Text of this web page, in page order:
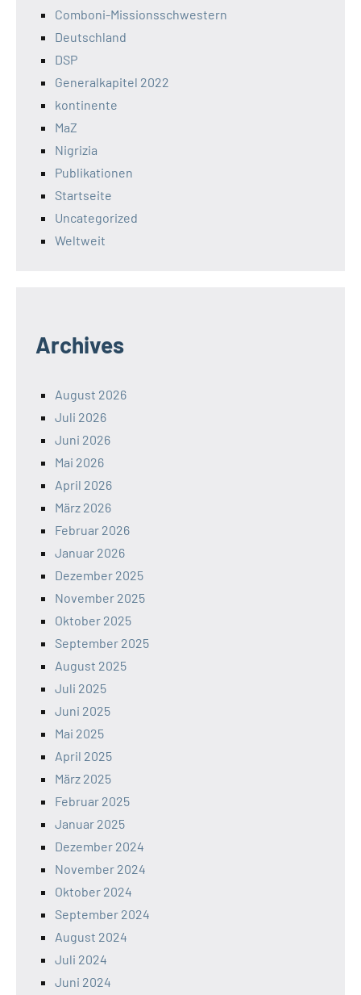
Comboni-Missionsschwestern
Deutschland
DSP
Generalkapitel 2022
kontinente
MaZ
Nigrizia
Publikationen
Startseite
Uncategorized
Weltweit
Archives
August 2026
Juli 2026
Juni 2026
Mai 2026
April 2026
März 2026
Februar 2026
Januar 2026
Dezember 2025
November 2025
Oktober 2025
September 2025
August 2025
Juli 2025
Juni 2025
Mai 2025
April 2025
März 2025
Februar 2025
Januar 2025
Dezember 2024
November 2024
Oktober 2024
September 2024
August 2024
Juli 2024
Juni 2024